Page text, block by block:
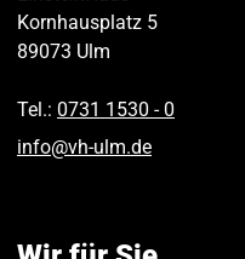
Kornhausplatz 5
89073 Ulm
Tel.: 0731 1530 ‑ 0
info@vh-ulm.de